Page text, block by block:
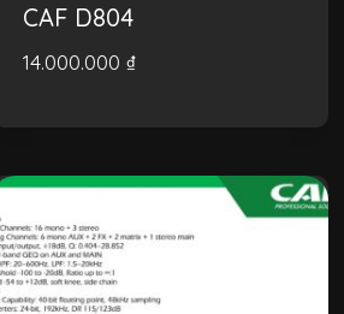
CAF D804
14.000.000 ₫